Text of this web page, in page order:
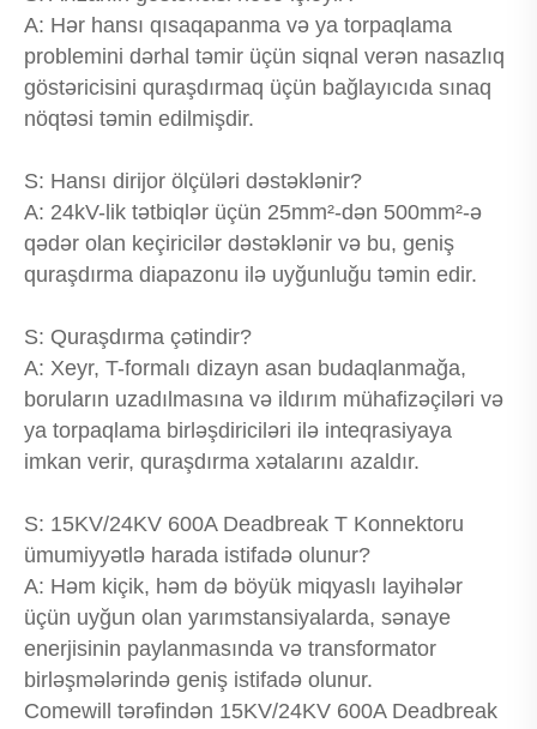
A: Hər hansı qısaqapanma və ya torpaqlama
problemini dərhal təmir üçün siqnal verən nasazlıq
göstəricisini quraşdırmaq üçün bağlayıcıda sınaq
nöqtəsi təmin edilmişdir.
S: Hansı dirijor ölçüləri dəstəklənir?
A: 24kV-lik tətbiqlər üçün 25mm²-dən 500mm²-ə
qədər olan keçiricilər dəstəklənir və bu, geniş
quraşdırma diapazonu ilə uyğunluğu təmin edir.
S: Quraşdırma çətindir?
A: Xeyr, T-formalı dizayn asan budaqlanmağa,
boruların uzadılmasına və ildırım mühafizəçiləri və
ya torpaqlama birləşdiriciləri ilə inteqrasiyaya
imkan verir, quraşdırma xətalarını azaldır.
S: 15KV/24KV 600A Deadbreak T Konnektoru
ümumiyyətlə harada istifadə olunur?
A: Həm kiçik, həm də böyük miqyaslı layihələr
üçün uyğun olan yarımstansiyalarda, sənaye
enerjisinin paylanmasında və transformator
birləşmələrində geniş istifadə olunur.
Comewill tərəfindən 15KV/24KV 600A Deadbreak